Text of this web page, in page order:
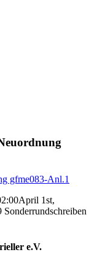
gfme083-Anl.1
April 1st,
e.V.